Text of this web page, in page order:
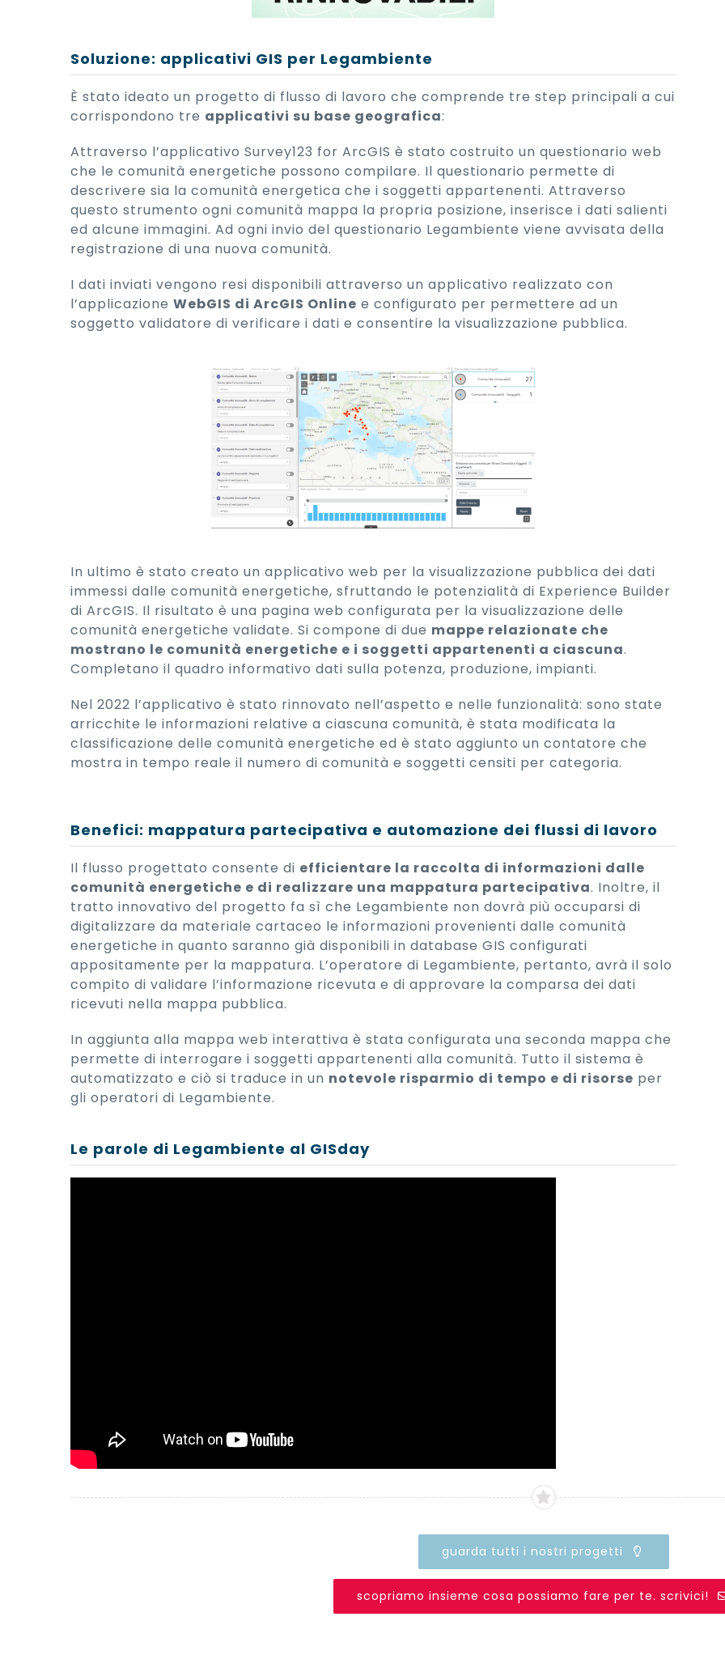
Soluzione: applicativi GIS per Legambiente
È stato ideato un progetto di flusso di lavoro che comprende tre step principali a cui
corrispondono tre applicativi su base geografica:
Attraverso l’applicativo Survey123 for ArcGIS è stato costruito un questionario web
che le comunità energetiche possono compilare. Il questionario permette di
descrivere sia la comunità energetica che i soggetti appartenenti. Attraverso
questo strumento ogni comunità mappa la propria posizione, inserisce i dati salienti
ed alcune immagini. Ad ogni invio del questionario Legambiente viene avvisata della
registrazione di una nuova comunità.
I dati inviati vengono resi disponibili attraverso un applicativo realizzato con
l’applicazione WebGIS di ArcGIS Online e configurato per permettere ad un
soggetto validatore di verificare i dati e consentire la visualizzazione pubblica.
In ultimo è stato creato un applicativo web per la visualizzazione pubblica dei dati
immessi dalle comunità energetiche, sfruttando le potenzialità di Experience Builder
di ArcGIS. Il risultato è una pagina web configurata per la visualizzazione delle
comunità energetiche validate. Si compone di due mappe relazionate che
mostrano le comunità energetiche e i soggetti appartenenti a ciascuna.
Completano il quadro informativo dati sulla potenza, produzione, impianti.
Nel 2022 l’applicativo è stato rinnovato nell’aspetto e nelle funzionalità: sono state
arricchite le informazioni relative a ciascuna comunità, è stata modificata la
classificazione delle comunità energetiche ed è stato aggiunto un contatore che
mostra in tempo reale il numero di comunità e soggetti censiti per categoria.
Benefici: mappatura partecipativa e automazione dei flussi di lavoro
Il flusso progettato consente di efficientare la raccolta di informazioni dalle
comunità energetiche e di realizzare una mappatura partecipativa. Inoltre, il
tratto innovativo del progetto fa sì che Legambiente non dovrà più occuparsi di
digitalizzare da materiale cartaceo le informazioni provenienti dalle comunità
energetiche in quanto saranno già disponibili in database GIS configurati
appositamente per la mappatura. L’operatore di Legambiente, pertanto, avrà il solo
compito di validare l’informazione ricevuta e di approvare la comparsa dei dati
ricevuti nella mappa pubblica.
In aggiunta alla mappa web interattiva è stata configurata una seconda mappa che
permette di interrogare i soggetti appartenenti alla comunità. Tutto il sistema è
automatizzato e ciò si traduce in un notevole risparmio di tempo e di risorse per
gli operatori di Legambiente.
Le parole di Legambiente al GISday
guarda tutti i nostri progetti
scopriamo insieme cosa possiamo fare per te. scrivici!